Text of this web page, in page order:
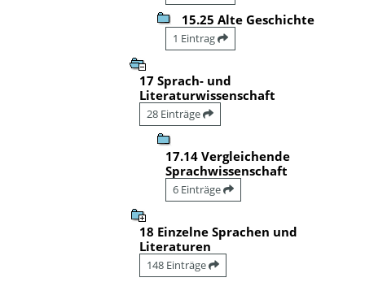
15.25 Alte Geschichte
1 Eintrag
17 Sprach- und
Literaturwissenschaft
28 Einträge
17.14 Vergleichende
Sprachwissenschaft
6 Einträge
18 Einzelne Sprachen und
Literaturen
148 Einträge